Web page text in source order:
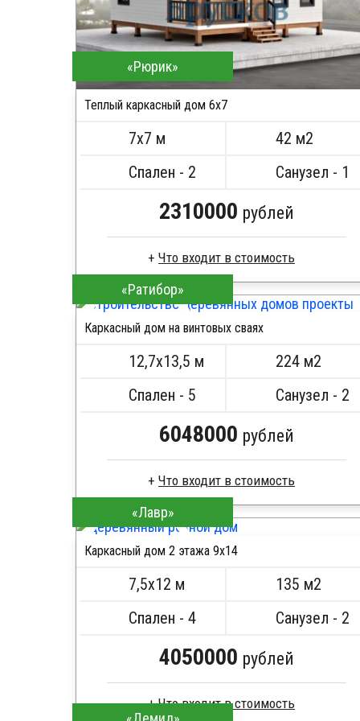
«Рюрик»
Теплый каркасный дом 6х7
7х7 м
42 м2
Спален - 2
Санузел - 1
2310000 рублей
Что входит в стоимость
Каркас -доска естественной влажности
Стропила, балки 50х200 мм
Кровля металлочерепица
Сборка на березовые нагеля, джут
Металлические сваи 108 диаметр
ПОДРОБНЕЕ
«Ратибор»
Каркасный дом на винтовых сваях
12,7х13,5 м
224 м2
Спален - 5
Санузел - 2
6048000 рублей
Что входит в стоимость
Каркас -доска естественной влажности
Стропила, балки 50х200 мм
Кровля металлочерепица
Сборка на березовые нагеля, джут
Металлические сваи 108 диаметр
ПОДРОБНЕЕ
«Лавр»
Каркасный дом 2 этажа 9х14
7,5х12 м
135 м2
Спален - 4
Санузел - 2
4050000 рублей
Что входит в стоимость